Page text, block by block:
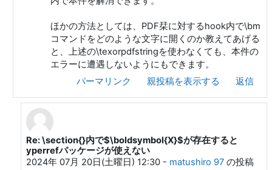
ほかの方法としては、PDF栞に対するhook内で\bm
コマンドをどのような文字に開くのか教えてあげる
と、上述の\texorpdfstringを使わなくても、本件の
エラーに遭遇しないようにもできます。
パーマリンク
親投稿を表示する 返信
Yamamoto Munehiro "munepi" への返信
Re: \section{}内で$\boldsymbol{X}$が存在すると
yperrefパッケージが使えない
2024年 07月 20日(土曜日) 12:30- matushiro 97の投稿